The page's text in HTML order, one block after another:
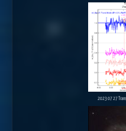
2023 07 27